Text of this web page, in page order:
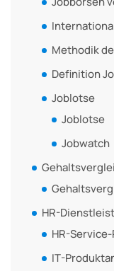
Methodik
Definition
Joblotse
Joblotse
Jobwatch
HR-
HR-
IT-